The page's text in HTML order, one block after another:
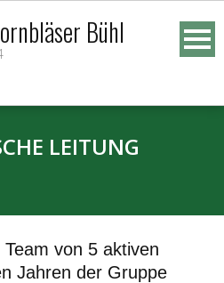
Bühl
LEITUNG
von 5 aktiven
Jahren der Gruppe